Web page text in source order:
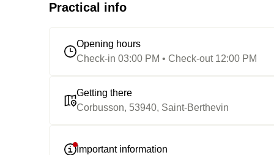
Practical info
Opening hours
Check-in 03:00 PM • Check-out 12:00 PM
Getting there
Corbusson, 53940, Saint-Berthevin
Important information